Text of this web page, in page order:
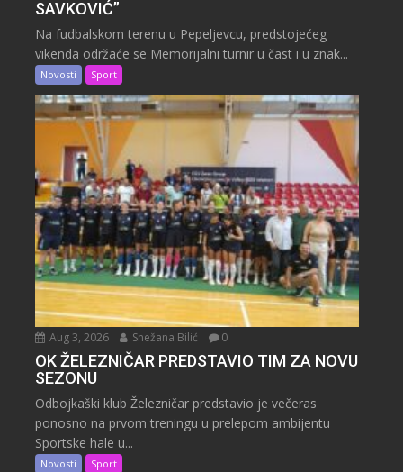
SAVKOVIĆ”
Na fudbalskom terenu u Pepeljevcu, predstojećeg
vikenda održaće se Memorijalni turnir u čast i u znak...
Novosti Sport
Aug 3, 2026 Snežana Bilić 0
OK ŽELEZNIČAR PREDSTAVIO TIM ZA NOVU
SEZONU
Odbojkaški klub Železničar predstavio je večeras
ponosno na prvom treningu u prelepom ambijentu
Sportske hale u...
Novosti Sport